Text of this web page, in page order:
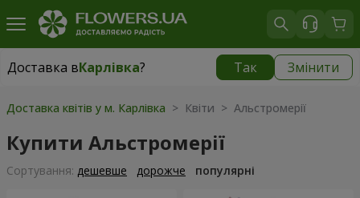
Доставка вКарлівка? Так Змінити
Доставка вКарлівка|
Доставка квітів у м. Карлівка > Квіти > Альстромерії
Купити Альстромерії
Сортування: дешевше дорожче популярні